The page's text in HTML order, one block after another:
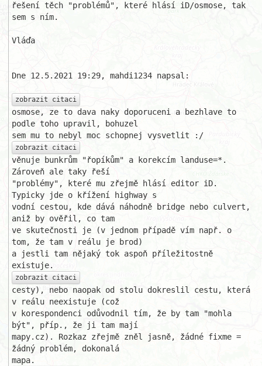
řešení těch "problémů", které hlásí iD/osmose, tak
sem s ním.
Vláďa
Dne 12.5.2021 19:29, mahdi1234 napsal:
zobrazit citaci
osmose, ze to dava naky doporuceni a bezhlave to
podle toho upravil, bohuzel
zobrazit citaci
věnuje bunkrům "řopíkům" a korekcím landuse=*.
Zároveň ale taky řeší
"problémy", které mu zřejmě hlásí editor iD.
Typicky jde o křížení highway s
vodní cestou, kde dává náhodně bridge nebo culvert,
aniž by ověřil, co tam
ve skutečnosti je (v jednom případě vím např. o
tom, že tam v reálu je brod)
a jestli tam nějaký tok aspoň příležitostně
zobrazit citaci
cesty), nebo naopak od stolu dokreslil cestu, která
v reálu neexistuje (což
v korespondenci odůvodnil tím, že by tam "mohla
být", příp., že ji tam mají
mapy.cz). Rozkaz zřejmě zněl jasně, žádné fixme =
žádný problém, dokonalá